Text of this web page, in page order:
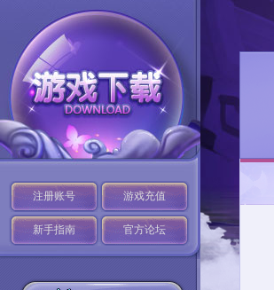
注册账号 游戏充值
新手指南 官方论坛